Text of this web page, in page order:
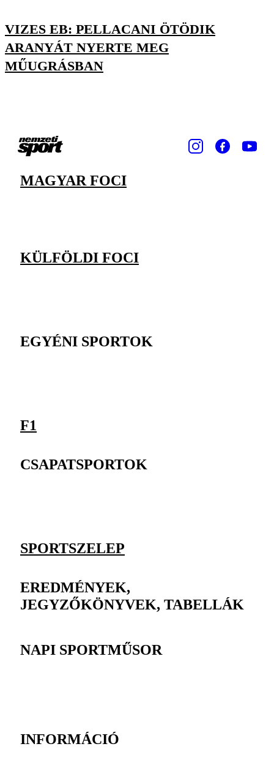
VIZES EB: PELLACANI ÖTÖDIK
ARANYÁT NYERTE MEG
MŰUGRÁSBAN
MAGYAR FOCI
KÜLFÖLDI FOCI
EGYÉNI SPORTOK
F1
CSAPATSPORTOK
SPORTSZELEP
EREDMÉNYEK,
JEGYZŐKÖNYVEK, TABELLÁK
NAPI SPORTMŰSOR
INFORMÁCIÓ